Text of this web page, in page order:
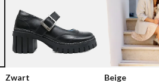
Zwart Beige